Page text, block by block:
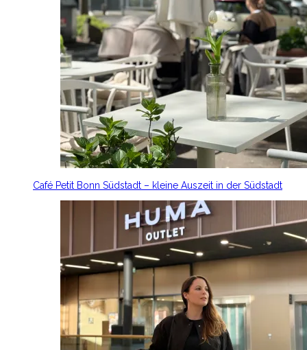
Café Petit Bonn Südstadt – kleine Auszeit in der Südstadt